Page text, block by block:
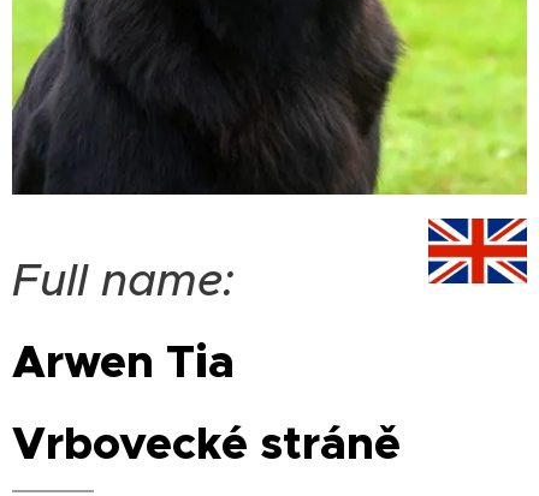
Full name:
Arwen Tia
Vrbovecké stráně